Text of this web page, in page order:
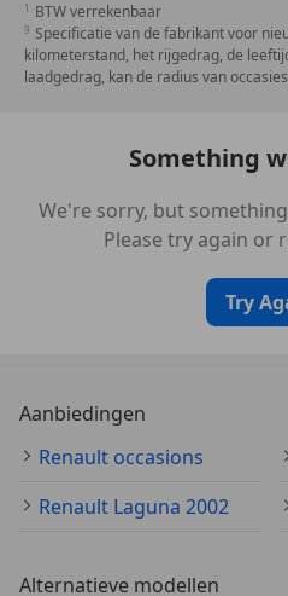
BTW verrekenbaar
Specificatie van de fabrikant voor
kilometerstand, het rijgedrag, de
laadgedrag, kan de radius van
Something
We're sorry, but
Please try again or
Try
Aanbiedingen
Renault occasions
Renault Laguna 2002
Alternatieve modellen